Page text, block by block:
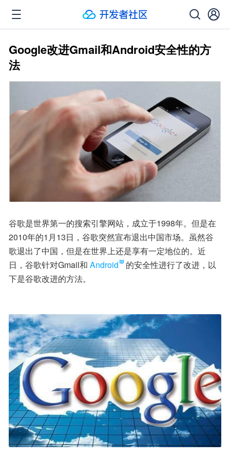
Google改进Gmail和Android安全性的方
法
谷歌是世界第一的搜索引擎网站，成立于1998年。但是在
2010年的1月13日，谷歌突然宣布退出中国市场。虽然谷
歌退出了中国，但是在世界上还是享有一定地位的。近
日，谷歌针对Gmail和 Android
的安全性进行了改进，以
下是谷歌改进的方法。